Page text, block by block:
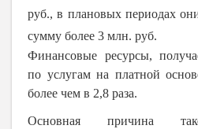
руб., в плановых периодах
сумму более 3 млн. руб.
Финансовые ресурсы,
по услугам на платной
более чем в 2,8 раза.
Основная причина